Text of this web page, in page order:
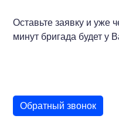
Оставьте заявку и уже
минут бригада будет у
Обратный звонок